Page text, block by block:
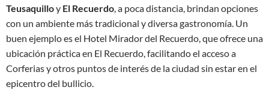
Teusaquilloy El Recuerdo, a poca distancia, brindan opciones
con un ambiente más tradicional y diversa gastronomía. Un
buen ejemplo es el Hotel Mirador del Recuerdo, que ofrece una
ubicación práctica en El Recuerdo, facilitando el acceso a
Corferias y otros puntos de interés de la ciudad sin estar en el
epicentro del bullicio.